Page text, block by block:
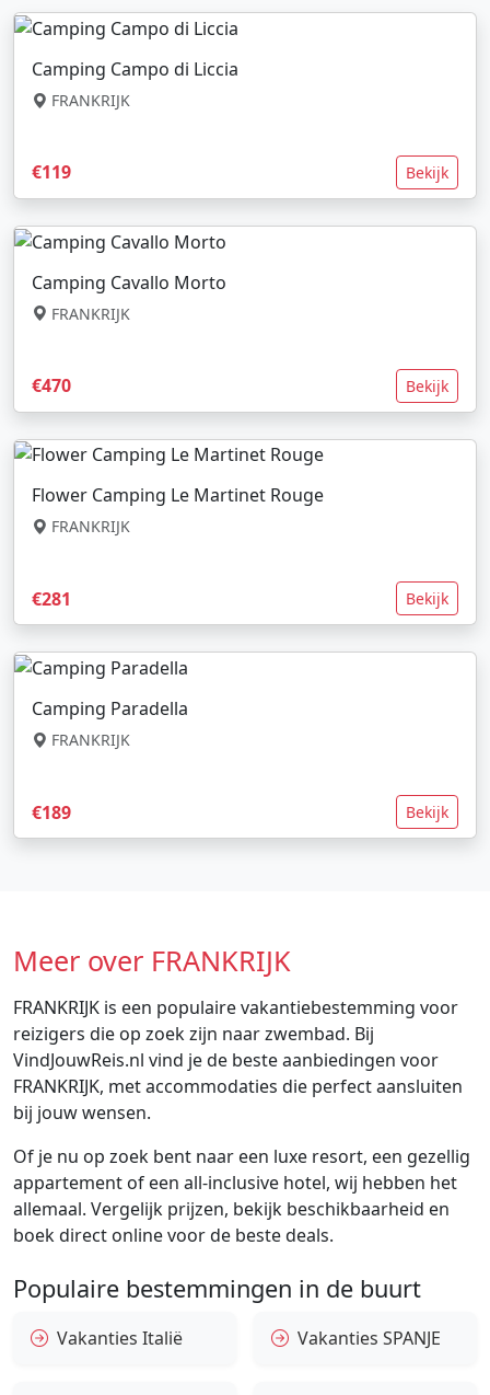
Camping Campo di Liccia
FRANKRIJK
€119 Bekijk
Camping Cavallo Morto
FRANKRIJK
€470 Bekijk
Flower Camping Le Martinet Rouge
FRANKRIJK
€281 Bekijk
Camping Paradella
FRANKRIJK
€189 Bekijk
Meer over FRANKRIJK
FRANKRIJK is een populaire vakantiebestemming voor
reizigers die op zoek zijn naar zwembad. Bij
VindJouwReis.nl vind je de beste aanbiedingen voor
FRANKRIJK, met accommodaties die perfect aansluiten
bij jouw wensen.
Of je nu op zoek bent naar een luxe resort, een gezellig
appartement of een all-inclusive hotel, wij hebben het
allemaal. Vergelijk prijzen, bekijk beschikbaarheid en
boek direct online voor de beste deals.
Populaire bestemmingen in de buurt
Vakanties Italië Vakanties SPANJE